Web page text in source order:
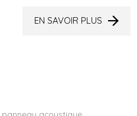
EN SAVOIR PLUS
acoustique